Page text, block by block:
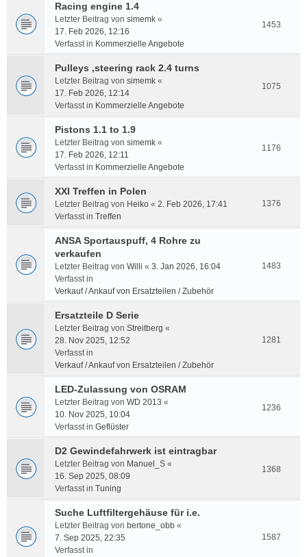
Racing engine 1.4
Letzter Beitrag von simemk «
17. Feb 2026, 12:16
Verfasst in Kommerzielle Angebote
1453
Pulleys ,steering rack 2.4 turns
Letzter Beitrag von simemk «
17. Feb 2026, 12:14
Verfasst in Kommerzielle Angebote
1075
Pistons 1.1 to 1.9
Letzter Beitrag von simemk «
17. Feb 2026, 12:11
Verfasst in Kommerzielle Angebote
1176
XXI Treffen in Polen
Letzter Beitrag von Heiko « 2. Feb 2026, 17:41
Verfasst in Treffen
1376
ANSA Sportauspuff, 4 Rohre zu
verkaufen
Letzter Beitrag von Willi « 3. Jan 2026, 16:04
Verfasst in
Verkauf / Ankauf von Ersatzteilen / Zubehör
1483
Ersatzteile D Serie
Letzter Beitrag von Streitberg «
28. Nov 2025, 12:52
Verfasst in
Verkauf / Ankauf von Ersatzteilen / Zubehör
1281
LED-Zulassung von OSRAM
Letzter Beitrag von WD 2013 «
10. Nov 2025, 10:04
Verfasst in Geflüster
1236
D2 Gewindefahrwerk ist eintragbar
Letzter Beitrag von Manuel_S «
16. Sep 2025, 08:09
Verfasst in Tuning
1368
Suche Luftfiltergehäuse für i.e.
Letzter Beitrag von bertone_obb «
7. Sep 2025, 22:35
Verfasst in
1587